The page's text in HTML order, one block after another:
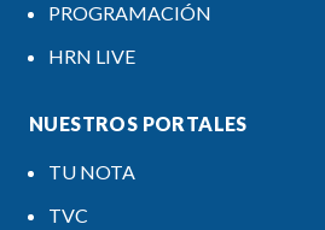
PROGRAMACIÓN
HRN LIVE
NUESTROS PORTALES
TU NOTA
TVC